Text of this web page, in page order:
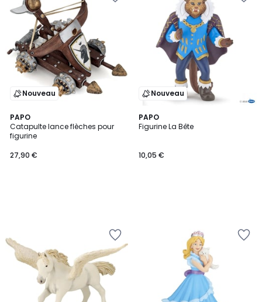
Nouveau
PAPO
Catapulte lance flèches pour
figurine
27,90 €
Nouveau
PAPO
Figurine La Bête
10,05 €